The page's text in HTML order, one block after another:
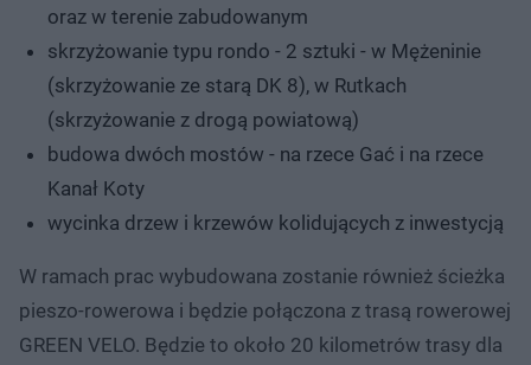
oraz w terenie zabudowanym
skrzyżowanie typu rondo - 2 sztuki - w Mężeninie
(skrzyżowanie ze starą DK 8), w Rutkach
(skrzyżowanie z drogą powiatową)
budowa dwóch mostów - na rzece Gać i na rzece
Kanał Koty
wycinka drzew i krzewów kolidujących z inwestycją
W ramach prac wybudowana zostanie również ścieżka
pieszo-rowerowa i będzie połączona z trasą rowerowej
GREEN VELO. Będzie to około 20 kilometrów trasy dla